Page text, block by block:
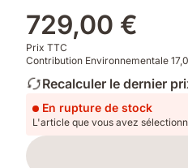
729,00 €
Prix TTC
Contribution Environnementale
Recalculer le dernier
En rupture de stock
L'article que vous avez